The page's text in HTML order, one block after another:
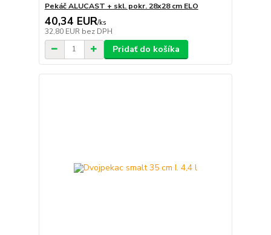
Pekáč ALUCAST + skl. pokr. 28x28 cm ELO
40,34 EUR/ks
32,80 EUR bez DPH
Pridať do košíka